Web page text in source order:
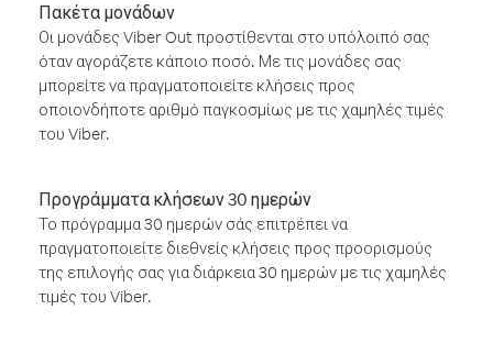
Πακέτα μονάδων
Οι μονάδες Viber Out προστίθενται στο υπόλοιπό σας
όταν αγοράζετε κάποιο ποσό. Με τις μονάδες σας
μπορείτε να πραγματοποιείτε κλήσεις προς
οποιονδήποτε αριθμό παγκοσμίως με τις χαμηλές τιμές
του Viber.
Προγράμματα κλήσεων 30 ημερών
Το πρόγραμμα 30 ημερών σάς επιτρέπει να
πραγματοποιείτε διεθνείς κλήσεις προς προορισμούς
της επιλογής σας για διάρκεια 30 ημερών με τις χαμηλές
τιμές του Viber.